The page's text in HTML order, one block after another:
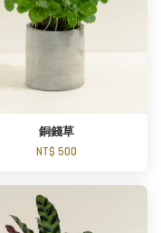
銅錢草
NT$ 500